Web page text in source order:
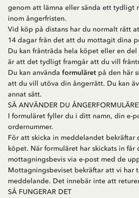
genom att lämna eller sända ett tydligt
inom ångerfristen.
Vid köp på distans har du normalt rätt
14 dagar från det att du mottagit dina
Du kan frånträda hela köpet eller en
är att det tydligt framgår att du vill
Du kan använda formuläret på den här
att du vill utöva din ångerrätt. Du kan
annat sätt.
SÅ ANVÄNDER DU
I formuläret fyller du i ditt namn, din e-
ordernummer.
För att skicka in meddelandet bekräftar
köpet. När formuläret har skickats in får
mottagningsbevis via e-post med de
Mottagningsbeviset bekräftar att vi har
meddelande. Det innebär inte att
SÅ FUNGERAR DET